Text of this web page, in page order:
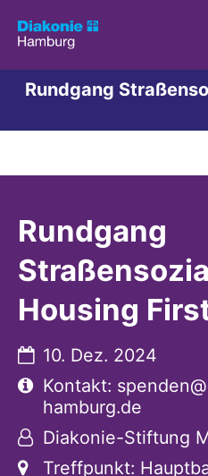
Rundgang
Rundgang
Housing
Datum:
10. Dez. 2024
Art bzw. Nummer:
Kontakt:
hamburg.de
Von:Diakonie-Stiftung
Ort:Treffpunkt: